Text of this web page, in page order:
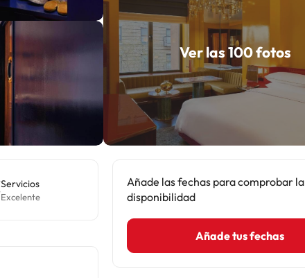
Ver las 100 fotos
Servicios
Excelente
Añade las fechas para comprobar la
disponibilidad
Añade tus fechas